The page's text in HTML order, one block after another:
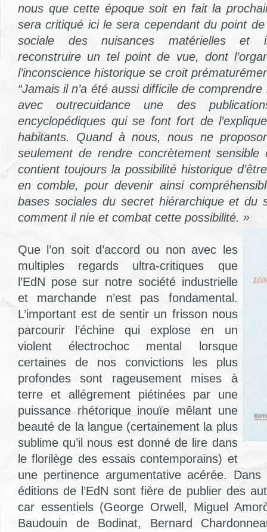
nous que cette époque soit en fait la
sera critiqué ici le sera cependant du point
sociale des nuisances matérielles et
reconstruire un tel point de vue, dont
l’inconscience historique se croit
“Jamais il n’a été aussi difficile de
avec outrecuidance une des
encyclopédiques qui se font fort de
habitants. Quand à nous, nous ne
seulement de rendre concrètement sensible
contient toujours la possibilité historique
en comble, pour devenir ainsi
bases sociales du secret hiérarchique et du
comment il nie et combat cette possibilité. »
Que l’on soit d’accord ou non avec les
multiples regards ultra-critiques que
l’EdN pose sur notre société industrielle
et marchande n’est pas fondamental.
L’important est de sentir un frisson nous
parcourir l’échine qui explose en un
violent électrochoc mental lorsque
certaines de nos convictions les plus
profondes sont rageusement mises à
terre et allégrement piétinées par une
puissance rhétorique inouïe mêlant une
beauté de la langue (certainement la plus
sublime qu’il nous est donné de lire dans
le florilège des essais contemporains) et
une pertinence argumentative acérée.
éditions de l’EdN sont fière de publier des
car essentiels (George Orwell, Miguel
Baudouin de Bodinat, Bernard